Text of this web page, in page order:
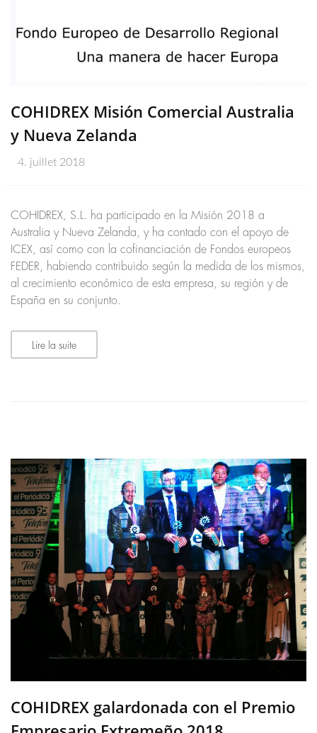
COHIDREX Misión Comercial Australia
y Nueva Zelanda
4. juillet 2018
COHIDREX, S.L. ha participado en la Misión 2018 a
Australia y Nueva Zelanda, y ha contado con el apoyo de
ICEX, así como con la cofinanciación de Fondos europeos
FEDER, habiendo contribuido según la medida de los mismos,
al crecimiento económico de esta empresa, su región y de
España en su conjunto.
Lire la suite
COHIDREX galardonada con el Premio